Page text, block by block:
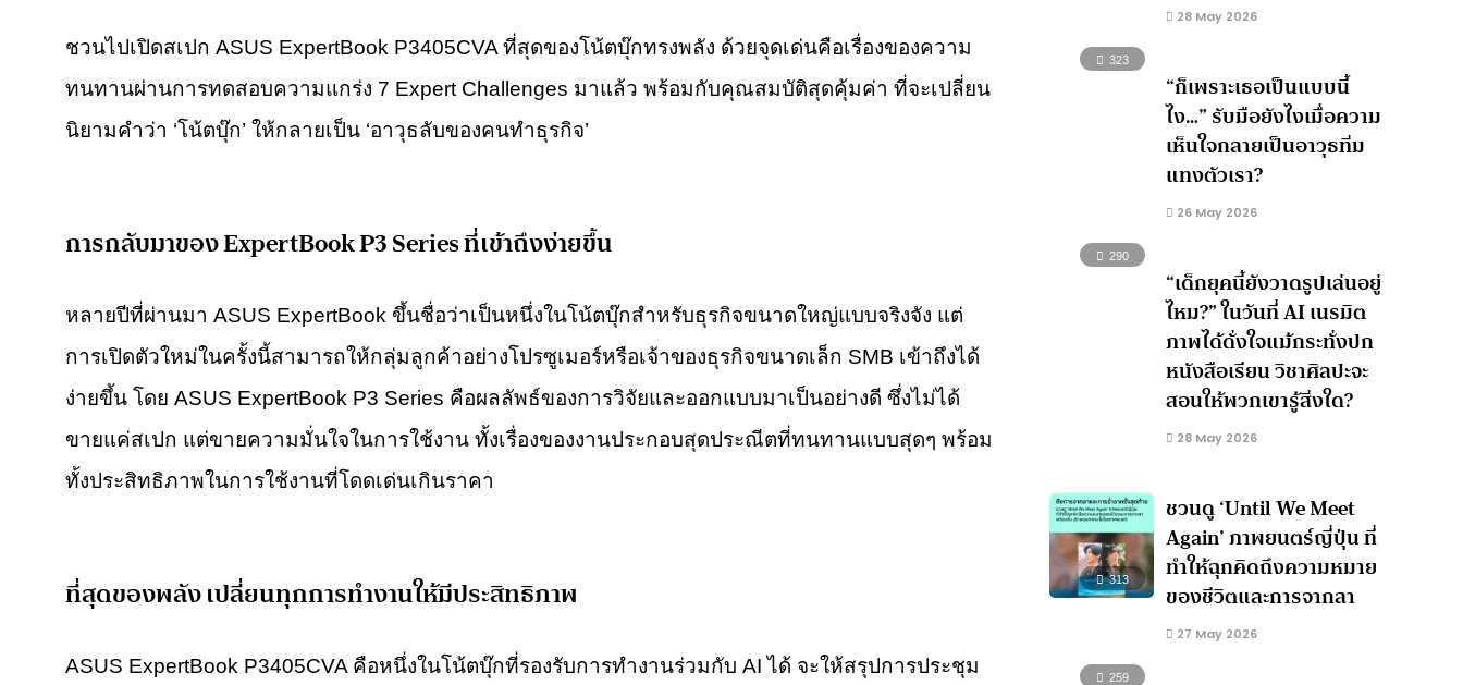
ชวนไปเปิดสเปก ASUS ExpertBook P3405CVA ที่สุดของโน้ตบุ๊กทรงพลัง ด้วยจุดเด่นคือเรื่องของความ
ทนทานผ่านการทดสอบความแกร่ง 7 Expert Challenges มาแล้ว พร้อมกับคุณสมบัติสุดคุ้มค่า ที่จะเปลี่ยน
นิยามคำว่า ‘โน้ตบุ๊ก’ ให้กลายเป็น ‘อาวุธลับของคนทำธุรกิจ’
การกลับมาของ ExpertBook P3 Series ที่เข้าถึงง่ายขึ้น
หลายปีที่ผ่านมา ASUS ExpertBook ขึ้นชื่อว่าเป็นหนึ่งในโน้ตบุ๊กสำหรับธุรกิจขนาดใหญ่แบบจริงจัง แต่
การเปิดตัวใหม่ในครั้งนี้สามารถให้กลุ่มลูกค้าอย่างโปรซูเมอร์หรือเจ้าของธุรกิจขนาดเล็ก SMB เข้าถึงได้
ง่ายขึ้น โดย ASUS ExpertBook P3 Series คือผลลัพธ์ของการวิจัยและออกแบบมาเป็นอย่างดี ซึ่งไม่ได้
ขายแค่สเปก แต่ขายความมั่นใจในการใช้งาน ทั้งเรื่องของงานประกอบสุดประณีตที่ทนทานแบบสุดๆ พร้อม
ทั้งประสิทธิภาพในการใช้งานที่โดดเด่นเกินราคา
ที่สุดของพลัง เปลี่ยนทุกการทำงานให้มีประสิทธิภาพ
ASUS ExpertBook P3405CVA คือหนึ่งในโน้ตบุ๊กที่รองรับการทำงานร่วมกับ AI ได้ จะให้สรุปการประชุม
28 May 2026
323
“ก็เพราะเธอเป็นแบบนี้
ไง…” รับมือยังไงเมื่อความ
เห็นใจกลายเป็นอาวุธทิ่ม
แทงตัวเรา?
26 May 2026
290
“เด็กยุคนี้ยังวาดรูปเล่นอยู่
ไหม?” ในวันที่ AI เนรมิต
ภาพได้ดั่งใจแม้กระทั่งปก
หนังสือเรียน วิชาศิลปะจะ
สอนให้พวกเขารู้สิ่งใด?
28 May 2026
313
ชวนดู ‘Until We Meet
Again’ ภาพยนตร์ญี่ปุ่น ที่
ทำให้ฉุกคิดถึงความหมาย
ของชีวิตและการจากลา
27 May 2026
259